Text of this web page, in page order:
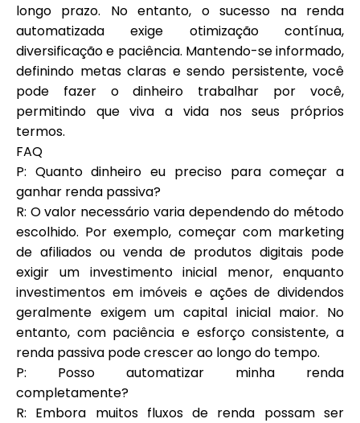
longo prazo. No entanto, o sucesso na renda
automatizada exige otimização contínua,
diversificação e paciência. Mantendo-se informado,
definindo metas claras e sendo persistente, você
pode fazer o dinheiro trabalhar por você,
permitindo que viva a vida nos seus próprios
termos.
FAQ
P: Quanto dinheiro eu preciso para começar a
ganhar renda passiva?
R: O valor necessário varia dependendo do método
escolhido. Por exemplo, começar com marketing
de afiliados ou venda de produtos digitais pode
exigir um investimento inicial menor, enquanto
investimentos em imóveis e ações de dividendos
geralmente exigem um capital inicial maior. No
entanto, com paciência e esforço consistente, a
renda passiva pode crescer ao longo do tempo.
P: Posso automatizar minha renda
completamente?
R: Embora muitos fluxos de renda possam ser